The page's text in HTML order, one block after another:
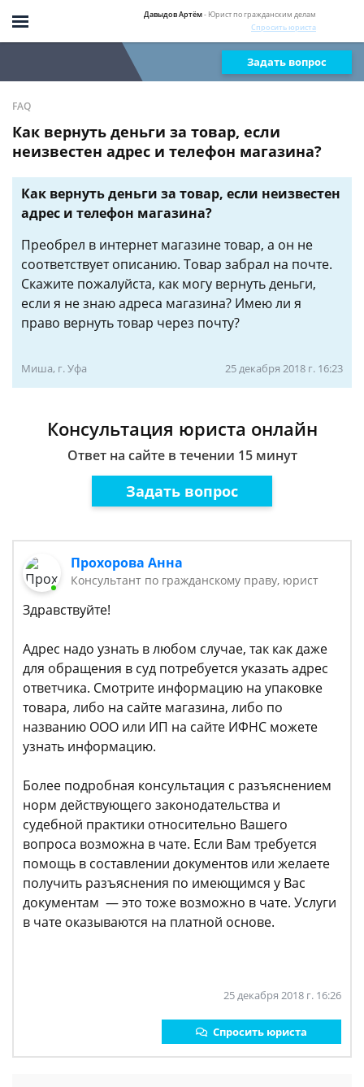
Давыдов Артём- Юрист по гражданским делам
Спросить юриста
Задать вопрос
FAQ
Как вернуть деньги за товар, если
неизвестен адрес и телефон магазина?
Как вернуть деньги за товар, если неизвестен
адрес и телефон магазина?
Преобрел в интернет магазине товар, а он не
соответствует описанию. Товар забрал на почте.
Скажите пожалуйста, как могу вернуть деньги,
если я не знаю адреса магазина? Имею ли я
право вернуть товар через почту?
Миша, г. Уфа 25 декабря 2018 г. 16:23
Консультация юриста онлайн
Ответ на сайте в течении 15 минут
Задать вопрос
Прохорова Анна
Консультант по гражданскому праву, юрист
Здравствуйте!
Адрес надо узнать в любом случае, так как даже
для обращения в суд потребуется указать адрес
ответчика. Смотрите информацию на упаковке
товара, либо на сайте магазина, либо по
названию ООО или ИП на сайте ИФНС можете
узнать информацию.
Более подробная консультация с разъяснением
норм действующего законодательства и
судебной практики относительно Вашего
вопроса возможна в чате. Если Вам требуется
помощь в составлении документов или желаете
получить разъяснения по имеющимся у Вас
документам — это тоже возможно в чате. Услуги
в чате оказываются на платной основе.
25 декабря 2018 г. 16:26
Спросить юриста